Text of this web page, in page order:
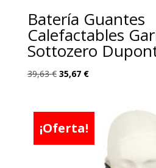
Batería Guantes
Calefactables
Sottozero
39,63€ El
era:
39,63 €.
35,67 €El
es:
35,67 €.
¡Oferta!